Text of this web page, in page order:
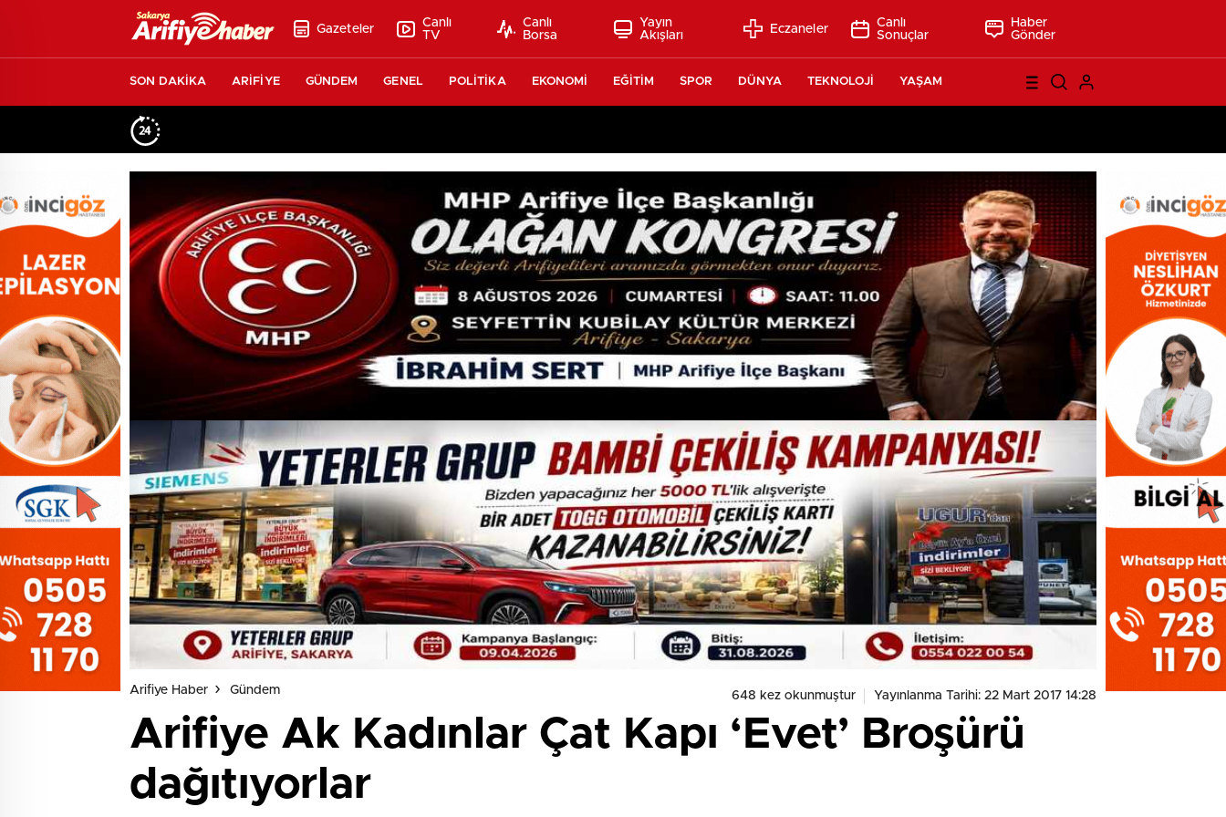
Gazeteler
Canlı
TV
Canlı
Borsa
Yayın
Akışları
Eczaneler
Canlı
Sonuçlar
Haber
Gönder
SON DAKİKA ARİFİYE GÜNDEM GENEL POLİTİKA EKONOMİ EĞİTİM SPOR DÜNYA TEKNOLOJİ YAŞAM
Arifiye Haber Gündem 648 kez okunmuştur Yayınlanma Tarihi: 22 Mart 2017 14:28
Arifiye Ak Kadınlar Çat Kapı ‘Evet’ Broşürü
dağıtıyorlar